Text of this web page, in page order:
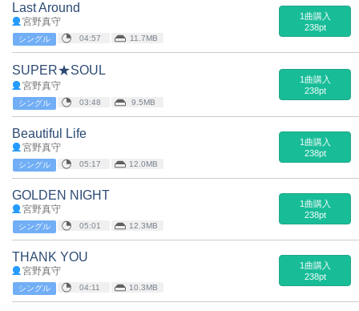
Last Around
宮野真守
シングル 04:57 11.7MB
1曲購入
238pt
SUPER★SOUL
宮野真守
シングル 03:48 9.5MB
1曲購入
238pt
Beautiful Life
宮野真守
シングル 05:17 12.0MB
1曲購入
238pt
GOLDEN NIGHT
宮野真守
シングル 05:01 12.3MB
1曲購入
238pt
THANK YOU
宮野真守
シングル 04:11 10.3MB
1曲購入
238pt